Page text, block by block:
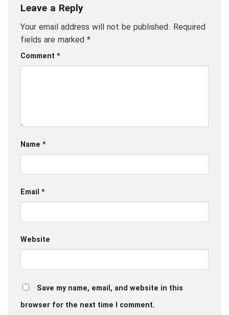
Leave a Reply
Your email address will not be published. Required
fields are marked *
Comment *
Name *
Email *
Website
Save my name, email, and website in this
browser for the next time I comment.